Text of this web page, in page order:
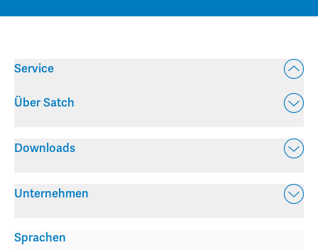
Service
Über Satch
Downloads
Unternehmen
Sprachen